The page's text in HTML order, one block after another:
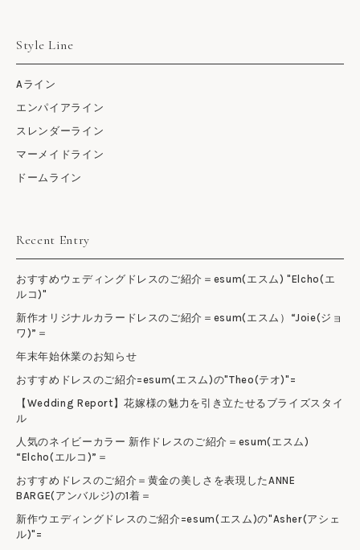
Style Line
Aライン
エンパイアライン
スレンダーライン
マーメイドライン
ドームライン
Recent Entry
おすすめウェディングドレスのご紹介＝esum(エスム) "Elcho(エ
ルコ)"
新作オリジナルカラードレスのご紹介＝esum(エスム）“Joie(ジョ
ワ)”＝
年末年始休業のお知らせ
おすすめドレスのご紹介=esum(エスム)の"Theo(テオ)"=
【Wedding Report】花嫁様の魅力を引き立たせるブライズスタイ
ル
人気のネイビーカラー 新作ドレスのご紹介＝esum(エスム)
“Elcho(エルコ)”＝
おすすめドレスのご紹介＝黄金の美しさを表現したANNE
BARGE(アンバルジ)の1着＝
新作ウエディングドレスのご紹介=esum(エスム)の"Asher(アシェ
ル)"=